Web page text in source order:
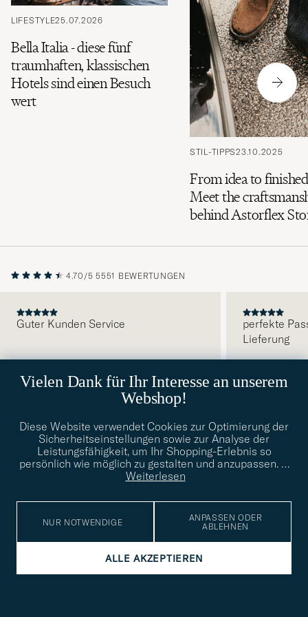
LIFESTYLE25.07.2026
Bella Italia - diese fünf
traumhaften, klassischen
Hotels sind einen Besuch
wert
STIL-TIPPS23.10.2025
From idea to
Meet the
behind Astorflex
4.70/5 5551 BEWERTUNGEN
Guter Kunden Service
perfekte
Lieferung
Vielen Dank für Ihr Interesse an unserem
Webshop!
Diese Website verwendet Cookies zur Optimierung der
Sicherheitseinstellungen sowie zur Analyse der
Leistungsfähigkeit, um Ihr Shopping-Erlebnis so
persönlich wie möglich zu gestalten und anzupassen. …
Weiterlesen
NUR NOTWENDIGE
ANPASSEN ODER
ABLEHNEN
ALLE AKZEPTIEREN
ABONNIEREN SIE UNSEREN NEWSLETTER
Exklusiver Vorrang zu Neuheiten und Inspirationen
Tack
för
du
DATENSCHUTZVERORDNUNG